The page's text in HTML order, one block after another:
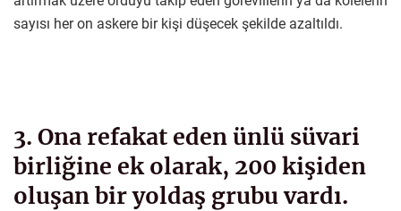
sayısı her on askere bir kişi düşecek şekilde azaltıldı.
3. Ona refakat eden ünlü süvari
birliğine ek olarak, 200 kişiden
oluşan bir yoldaş grubu vardı.